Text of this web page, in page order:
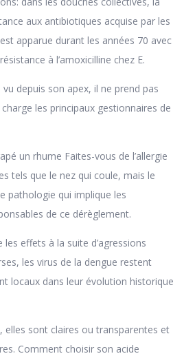
aux antibiotiques acquise par les
apparue durant les années 70 avec
à l’amoxicilline chez E.
depuis son apex, il ne prend pas
les principaux gestionnaires de
un rhume Faites-vous de l’allergie
tels que le nez qui coule, mais le
pathologie qui implique les
de ce dérèglement.
les effets à la suite d’agressions
les virus de la dengue restent
locaux dans leur évolution historique
elles sont claires ou transparentes et
Comment choisir son acide